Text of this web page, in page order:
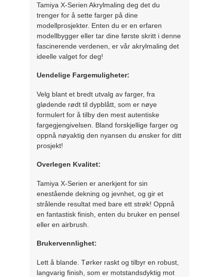
Tamiya X-Serien Akrylmaling deg det du
trenger for å sette farger på dine
modellprosjekter. Enten du er en erfaren
modellbygger eller tar dine første skritt i denne
fascinerende verdenen, er vår akrylmaling det
ideelle valget for deg!
Uendelige Fargemuligheter:
Velg blant et bredt utvalg av farger, fra
glødende rødt til dypblått, som er nøye
formulert for å tilby den mest autentiske
fargegjengivelsen. Bland forskjellige farger og
oppnå nøyaktig den nyansen du ønsker for ditt
prosjekt!
Overlegen Kvalitet:
Tamiya X-Serien er anerkjent for sin
enestående dekning og jevnhet, og gir et
strålende resultat med bare ett strøk! Oppnå
en fantastisk finish, enten du bruker en pensel
eller en airbrush.
Brukervennlighet:
Lett å blande. Tørker raskt og tilbyr en robust,
langvarig finish, som er motstandsdyktig mot